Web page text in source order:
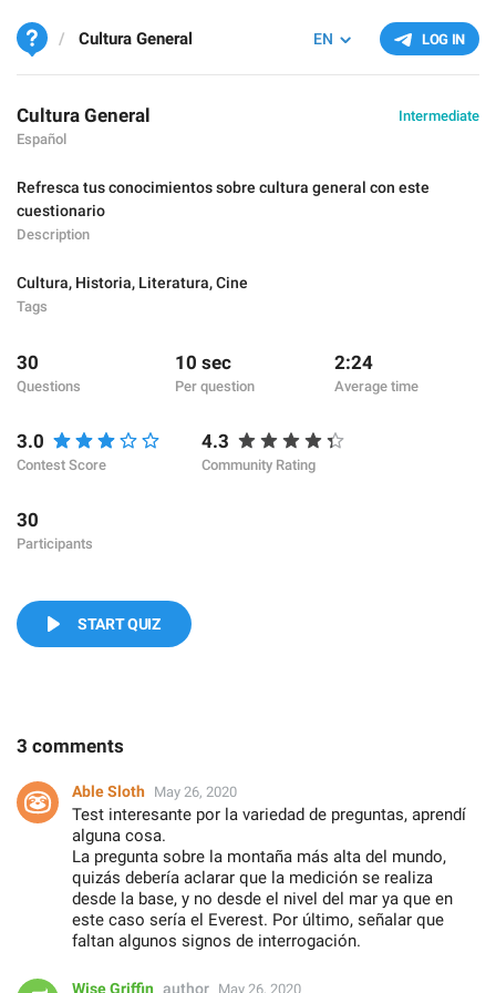
LOG IN
EN
Cultura General
Cultura General
Español
Intermediate
Refresca tus conocimientos sobre cultura general con este
cuestionario
Description
Cultura, Historia, Literatura,Cine
Tags
30
Questions
10 sec
Per question
2:24
Average time
3.0
Contest Score
4.3
Community Rating
30
Participants
START QUIZ
3 comments
Able Sloth May 26, 2020
Test interesante por la variedad de preguntas, aprendí
alguna cosa.
La pregunta sobre la montaña más alta del mundo,
quizás debería aclarar que la medición se realiza
desde la base, y no desde el nivel del mar ya que en
este caso sería el Everest. Por último, señalar que
faltan algunos signos de interrogación.
Wise Griffin author May 26, 2020